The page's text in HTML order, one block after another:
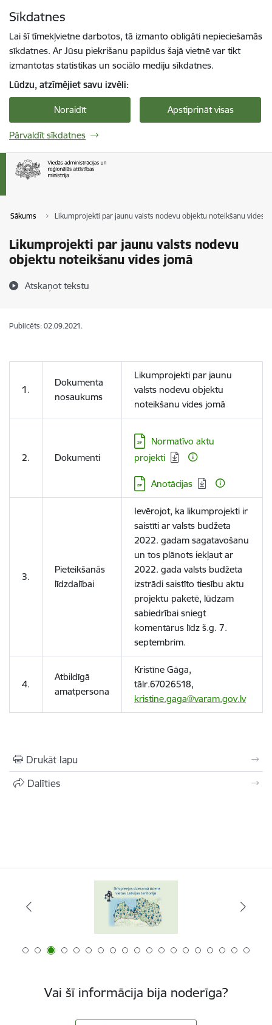
Sīkdatnes
Lai šī tīmekļvietne darbotos, tā izmanto obligāti nepieciešamās
sīkdatnes. Ar Jūsu piekrišanu papildus šajā vietnē var tikt
izmantotas statistikas un sociālo mediju sīkdatnes.
Lūdzu, atzīmējiet savu izvēli:
Noraidīt Apstiprināt visas
Pārvaldīt sīkdatnes
Sākums Likumprojekti par jaunu valsts nodevu objektu noteikšanu vides
Likumprojekti par jaunu valsts nodevu
objektu noteikšanu vides jomā
Atskaņot tekstu
Publicēts: 02.09.2021.
1.
Dokumenta
nosaukums
Likumprojekti par jaunu
valsts nodevu objektu
noteikšanu vides jomā
2. Dokumenti
Lejupielādēt:
Normatīvo aktu
projekti
Lejupielādēt:
Anotācijas
3.
Pieteikšanās
līdzdalībai
Ievērojot, ka likumprojekti ir
saistīti ar valsts budžeta
2022. gadam sagatavošanu
un tos plānots iekļaut ar
2022. gada valsts budžeta
izstrādi saistīto tiesību aktu
projektu paketē, lūdzam
sabiedrībai sniegt
komentārus līdz š.g. 7.
septembrim.
4.
Atbildīgā
amatpersona
Kristīne Gāga,
tālr.67026518,
kristine.gaga@varam.gov.lv
Drukāt lapu
Dalīties
Vai šī informācija bija noderīga?